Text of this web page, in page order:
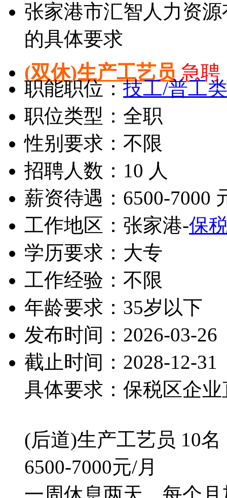
张家港市汇智人力资
的具体要求
(双休)生产工艺员 急聘
职能职位：技工/普工类
职位类型：全职
性别要求：不限
招聘人数：10 人
薪资待遇：6500-7000
工作地区：张家港-保
学历要求：大专
工作经验：不限
年龄要求：35岁以下
发布时间：2026-03-26
截止时间：2028-12-31
具体要求：保税区企
(后道)生产工艺员 10名
6500-7000元/月